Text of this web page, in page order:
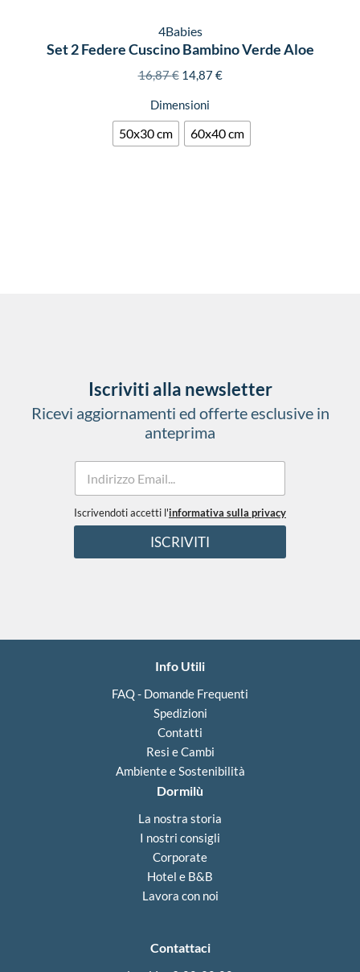
4Babies
Set 2 Federe Cuscino Bambino Verde Aloe
16,87€ 14,87€
Dimensioni
50x30 cm 60x40 cm
Iscriviti alla newsletter
Ricevi aggiornamenti ed offerte esclusive in
anteprima
T
e
r
i
E
a
i
l
Iscrivendoti accetti l'informativa sulla privacy
ISCRIVITI
Info Utili
FAQ - Domande Frequenti
Spedizioni
Contatti
Resi e Cambi
Ambiente e Sostenibilità
Dormilù
La nostra storia
I nostri consigli
Corporate
Hotel e B&B
Lavora con noi
Contattaci